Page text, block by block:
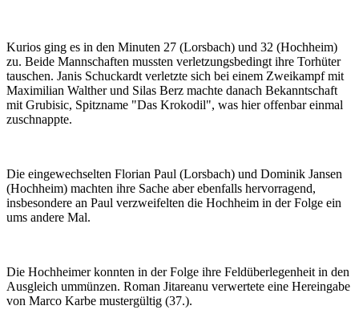
Kurios ging es in den Minuten 27 (Lorsbach) und 32 (Hochheim)
zu. Beide Mannschaften mussten verletzungsbedingt ihre Torhüter
tauschen. Janis Schuckardt verletzte sich bei einem Zweikampf mit
Maximilian Walther und Silas Berz machte danach Bekanntschaft
mit Grubisic, Spitzname "Das Krokodil", was hier offenbar einmal
zuschnappte.
Die eingewechselten Florian Paul (Lorsbach) und Dominik Jansen
(Hochheim) machten ihre Sache aber ebenfalls hervorragend,
insbesondere an Paul verzweifelten die Hochheim in der Folge ein
ums andere Mal.
Die Hochheimer konnten in der Folge ihre Feldüberlegenheit in den
Ausgleich ummünzen. Roman Jitareanu verwertete eine Hereingabe
von Marco Karbe mustergültig (37.).